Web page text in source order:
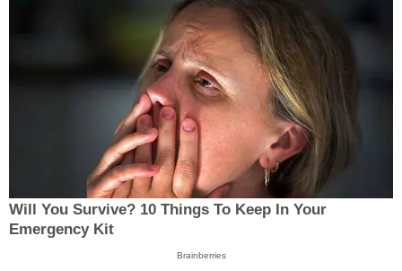
Will You Survive? 10 Things To Keep In Your
Emergency Kit
Brainberries